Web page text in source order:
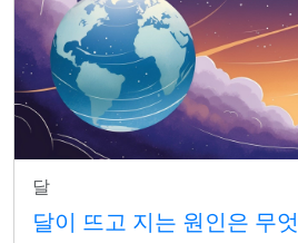
달
달이 뜨고 지는 원인은 무